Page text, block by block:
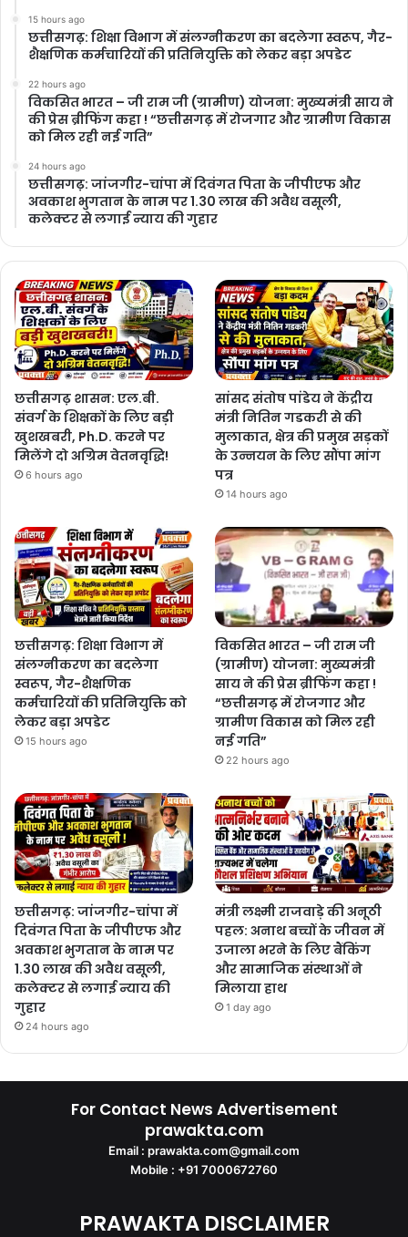
15 hours ago
छत्तीसगढ़: शिक्षा विभाग में संलग्नीकरण का बदलेगा स्वरूप, गैर-
शैक्षणिक कर्मचारियों की प्रतिनियुक्ति को लेकर बड़ा अपडेट
22 hours ago
विकसित भारत – जी राम जी (ग्रामीण) योजना: मुख्यमंत्री साय ने
की प्रेस ब्रीफिंग कहा ! “छत्तीसगढ़ में रोजगार और ग्रामीण विकास
को मिल रही नई गति”
24 hours ago
छत्तीसगढ़: जांजगीर-चांपा में दिवंगत पिता के जीपीएफ और
अवकाश भुगतान के नाम पर 1.30 लाख की अवैध वसूली,
कलेक्टर से लगाई न्याय की गुहार
छत्तीसगढ़ शासन: एल.बी.
संवर्ग के शिक्षकों के लिए बड़ी
खुशखबरी, Ph.D. करने पर
मिलेंगे दो अग्रिम वेतनवृद्धि!
6 hours ago
सांसद संतोष पांडेय ने केंद्रीय
मंत्री नितिन गडकरी से की
मुलाकात, क्षेत्र की प्रमुख सड़कों
के उन्नयन के लिए सौंपा मांग
पत्र
14 hours ago
छत्तीसगढ़: शिक्षा विभाग में
संलग्नीकरण का बदलेगा
स्वरूप, गैर-शैक्षणिक
कर्मचारियों की प्रतिनियुक्ति को
लेकर बड़ा अपडेट
15 hours ago
विकसित भारत – जी राम जी
(ग्रामीण) योजना: मुख्यमंत्री
साय ने की प्रेस ब्रीफिंग कहा !
“छत्तीसगढ़ में रोजगार और
ग्रामीण विकास को मिल रही
नई गति”
22 hours ago
छत्तीसगढ़: जांजगीर-चांपा में
दिवंगत पिता के जीपीएफ और
अवकाश भुगतान के नाम पर
1.30 लाख की अवैध वसूली,
कलेक्टर से लगाई न्याय की
गुहार
24 hours ago
मंत्री लक्ष्मी राजवाड़े की अनूठी
पहल: अनाथ बच्चों के जीवन में
उजाला भरने के लिए बैंकिंग
और सामाजिक संस्थाओं ने
मिलाया हाथ
1 day ago
For Contact News Advertisement
prawakta.com
Email : prawakta.com@gmail.com
Mobile : +91 7000672760
PRAWAKTA DISCLAIMER